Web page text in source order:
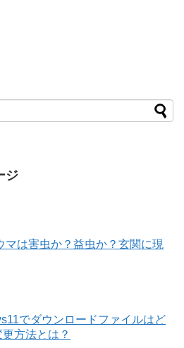
ジ
マは害虫か？益虫か？玄関に現
でダウンロードファイルはど
方法とは？